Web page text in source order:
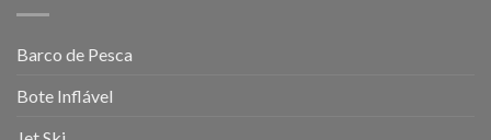
Barco de Pesca
Bote Inflável